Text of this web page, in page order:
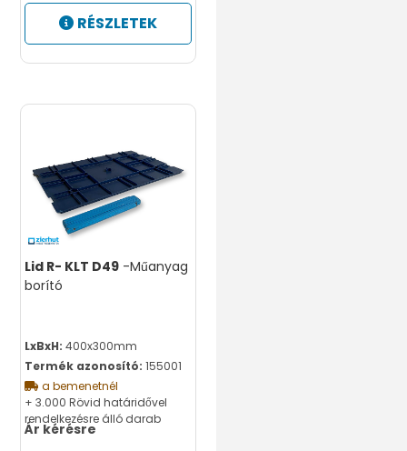
RÉSZLETEK
Lid R- KLT D49 -Műanyag
borító
LxBxH: 400x300mm
Termék azonosító: 155001
a bemenetnél
+ 3.000 Rövid határidővel
rendelkezésre álló darab
Ár kérésre